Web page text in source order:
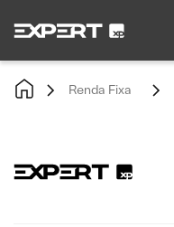
Renda Fixa